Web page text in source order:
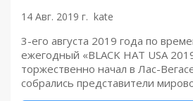
14 Авг. 2019 г. kate
3-его августа 2019 года по
ежегодный «BLACK HAT USA
торжественно начал в Лас-
собрались представители